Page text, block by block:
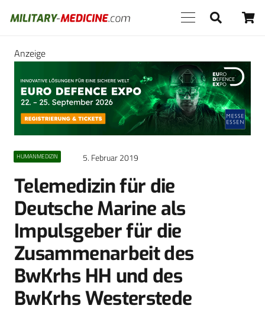
Anzeige
HUMANMEDIZIN 5. Februar 2019
Telemedizin für die
Deutsche Marine als
Impulsgeber für die
Zusammenarbeit des
BwKrhs HH und des
BwKrhs Westerstede